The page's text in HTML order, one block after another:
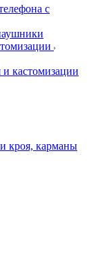
с
кастомизации
кроя, карманы